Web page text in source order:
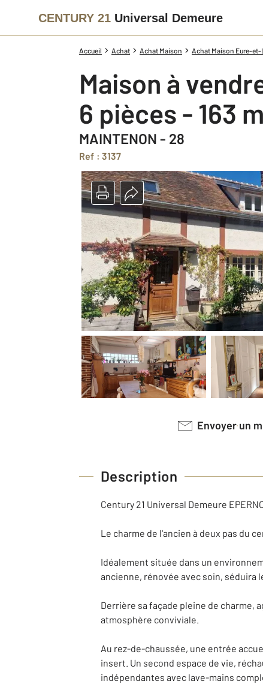
CENTURY 21 Universal Demeure
Accueil Achat Achat Maison Achat Maison Eure-et-
Maison à
6 pièces - 163 m
MAINTENON - 28
Ref : 3137
Envoyer un
Description
Century 21 Universal Demeure
Le charme de l'ancien à deux pas du
Idéalement située dans un
ancienne, rénovée avec soin,
Derrière sa façade pleine de charme,
atmosphère conviviale.
Au rez-de-chaussée, une entrée
insert. Un second espace de vie,
indépendantes avec lave-mains